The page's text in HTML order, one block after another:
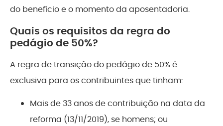
do benefício e o momento da aposentadoria.
Quais os requisitos da regra do
pedágio de 50%?
A regra de transição do pedágio de 50% é
exclusiva para os contribuintes que tinham:
Mais de 33 anos de contribuição na data da
reforma (13/11/2019), se homens; ou